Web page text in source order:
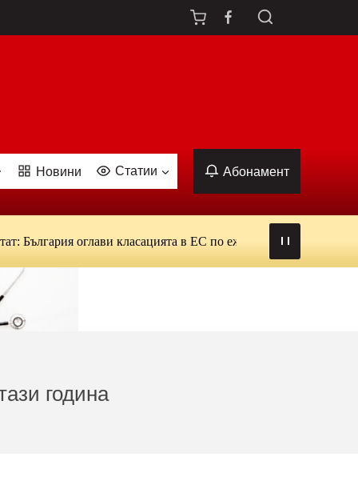
Новини Статии Абонамент
оглави класацията в ЕС по ежедневна употреба на
година